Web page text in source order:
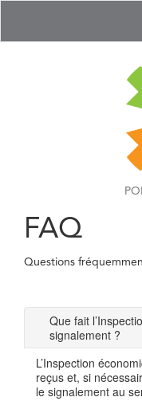
FAQ
Questions
Que fait
signalement ?
L’Inspection
reçus et, si
le signalement au